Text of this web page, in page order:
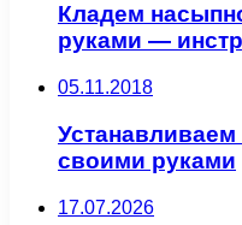
Кладем
руками —
05.11.2018
своими руками
17.07.2026